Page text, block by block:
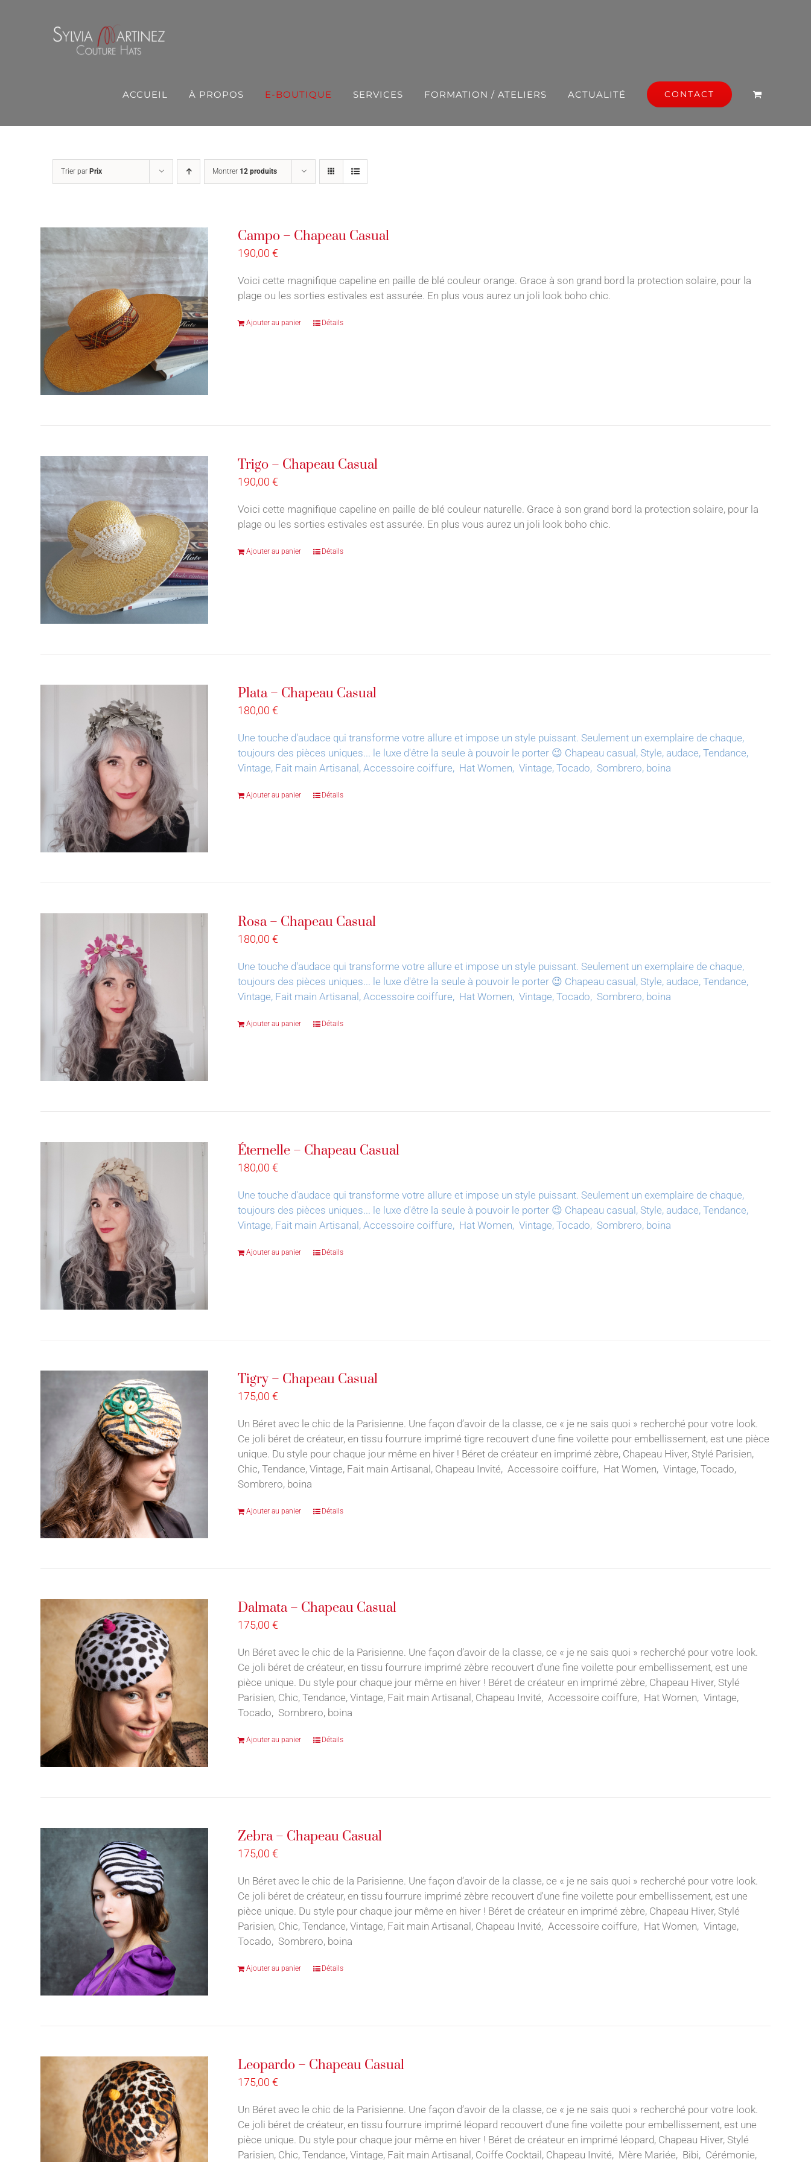
ACCUEIL À PROPOS E-BOUTIQUE SERVICES FORMATION / ATELIERS ACTUALITÉ CONTACT
Trier par Prix Montrer 12 produits
Campo – Chapeau Casual
190,00 €
Voici cette magnifique capeline en paille de blé couleur orange. Grace à son grand bord la protection solaire, pour la
plage ou les sorties estivales est assurée. En plus vous aurez un joli look boho chic.
Ajouter au panier Détails
Trigo – Chapeau Casual
190,00 €
Voici cette magnifique capeline en paille de blé couleur naturelle. Grace à son grand bord la protection solaire, pour la
plage ou les sorties estivales est assurée. En plus vous aurez un joli look boho chic.
Ajouter au panier Détails
Plata – Chapeau Casual
180,00 €
Une touche d'audace qui transforme votre allure et impose un style puissant. Seulement un exemplaire de chaque,
toujours des pièces uniques... le luxe d'être la seule à pouvoir le porter 😉 Chapeau casual, Style, audace, Tendance,
Vintage, Fait main Artisanal, Accessoire coiffure, Hat Women, Vintage, Tocado, Sombrero, boina
Ajouter au panier Détails
Rosa – Chapeau Casual
180,00 €
Une touche d'audace qui transforme votre allure et impose un style puissant. Seulement un exemplaire de chaque,
toujours des pièces uniques... le luxe d'être la seule à pouvoir le porter 😉 Chapeau casual, Style, audace, Tendance,
Vintage, Fait main Artisanal, Accessoire coiffure, Hat Women, Vintage, Tocado, Sombrero, boina
Ajouter au panier Détails
Éternelle – Chapeau Casual
180,00 €
Une touche d'audace qui transforme votre allure et impose un style puissant. Seulement un exemplaire de chaque,
toujours des pièces uniques... le luxe d'être la seule à pouvoir le porter 😉 Chapeau casual, Style, audace, Tendance,
Vintage, Fait main Artisanal, Accessoire coiffure, Hat Women, Vintage, Tocado, Sombrero, boina
Ajouter au panier Détails
Tigry – Chapeau Casual
175,00 €
Un Béret avec le chic de la Parisienne. Une façon d’avoir de la classe, ce « je ne sais quoi » recherché pour votre look.
Ce joli béret de créateur, en tissu fourrure imprimé tigre recouvert d'une fine voilette pour embellissement, est une pièce
unique. Du style pour chaque jour même en hiver ! Béret de créateur en imprimé zèbre, Chapeau Hiver, Stylé Parisien,
Chic, Tendance, Vintage, Fait main Artisanal, Chapeau Invité, Accessoire coiffure, Hat Women, Vintage, Tocado,
Sombrero, boina
Ajouter au panier Détails
Dalmata – Chapeau Casual
175,00 €
Un Béret avec le chic de la Parisienne. Une façon d’avoir de la classe, ce « je ne sais quoi » recherché pour votre look.
Ce joli béret de créateur, en tissu fourrure imprimé zèbre recouvert d'une fine voilette pour embellissement, est une
pièce unique. Du style pour chaque jour même en hiver ! Béret de créateur en imprimé zèbre, Chapeau Hiver, Stylé
Parisien, Chic, Tendance, Vintage, Fait main Artisanal, Chapeau Invité, Accessoire coiffure, Hat Women, Vintage,
Tocado, Sombrero, boina
Ajouter au panier Détails
Zebra – Chapeau Casual
175,00 €
Un Béret avec le chic de la Parisienne. Une façon d’avoir de la classe, ce « je ne sais quoi » recherché pour votre look.
Ce joli béret de créateur, en tissu fourrure imprimé zèbre recouvert d'une fine voilette pour embellissement, est une
pièce unique. Du style pour chaque jour même en hiver ! Béret de créateur en imprimé zèbre, Chapeau Hiver, Stylé
Parisien, Chic, Tendance, Vintage, Fait main Artisanal, Chapeau Invité, Accessoire coiffure, Hat Women, Vintage,
Tocado, Sombrero, boina
Ajouter au panier Détails
Leopardo – Chapeau Casual
175,00 €
Un Béret avec le chic de la Parisienne. Une façon d’avoir de la classe, ce « je ne sais quoi » recherché pour votre look.
Ce joli béret de créateur, en tissu fourrure imprimé léopard recouvert d'une fine voilette pour embellissement, est une
pièce unique. Du style pour chaque jour même en hiver ! Béret de créateur en imprimé léopard, Chapeau Hiver, Stylé
Parisien, Chic, Tendance, Vintage, Fait main Artisanal, Coiffe Cocktail, Chapeau Invité, Mère Mariée, Bibi, Cérémonie,